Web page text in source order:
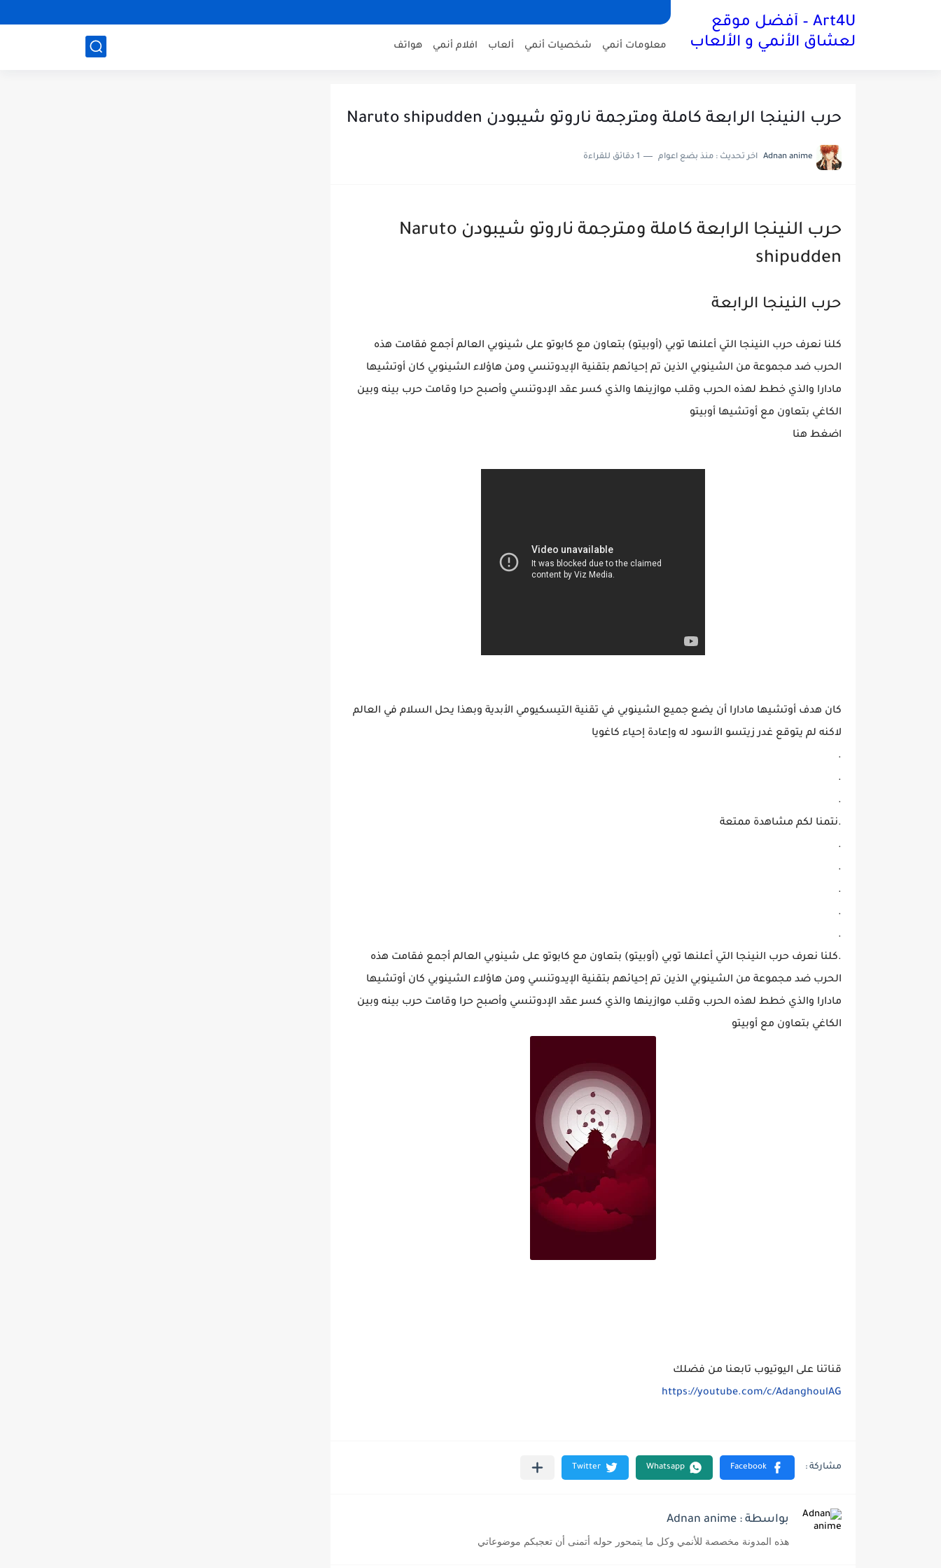
Art4U – أفضل موقع
لعشاق الأنمي و الألعاب
معلومات أنمي شخصيات أنمي ألعاب افلام أنمي هواتف
حرب النينجا الرابعة كاملة ومترجمة ناروتو شيبودن Naruto shipudden
Adnan anime اخر تحديث : منذ بضع اعوام 1 دقائق للقراءة
حرب النينجا الرابعة كاملة ومترجمة ناروتو شيبودن Naruto
shipudden
حرب النينجا الرابعة
كلنا نعرف حرب النينجا التي أعلنها توبي (أوبيتو) بتعاون مع كابوتو على شينوبي العالم أجمع فقامت هذه
الحرب ضد مجموعة من الشينوبي الذين تم إحيائهم بتقنية الإيدوتنسي ومن هاؤلاء الشينوبي كان أوتشيها
مادارا والذي خطط لهذه الحرب وقلب موازينها والذي كسر عقد الإدوتنسي وأصبح حرا وقامت حرب بينه وبين
الكاغي بتعاون مع أوتشيها أوبيتو
اضغط هنا
كان هدف أوتشيها مادارا أن يضع جميع الشينوبي في تقنية التيسكيومي الأبدية وبهذا يحل السلام في العالم
لاكنه لم يتوقع غدر زيتسو الأسود له وإعادة إحياء كاغويا
.
.
.
.نتمنا لكم مشاهدة ممتعة
.
.
.
.
.
.كلنا نعرف حرب النينجا التي أعلنها توبي (أوبيتو) بتعاون مع كابوتو على شينوبي العالم أجمع فقامت هذه
الحرب ضد مجموعة من الشينوبي الذين تم إحيائهم بتقنية الإيدوتنسي ومن هاؤلاء الشينوبي كان أوتشيها
مادارا والذي خطط لهذه الحرب وقلب موازينها والذي كسر عقد الإدوتنسي وأصبح حرا وقامت حرب بينه وبين
الكاغي بتعاون مع أوبيتو
قناتنا على اليوتيوب تابعنا من فضلك
https://youtube.com/c/AdanghoulAG
بواسطة : Adnan anime
هذه المدونة مخصصة للأنمي وكل ما يتمحور حوله أتمنى أن تعجبكم موضوعاتي